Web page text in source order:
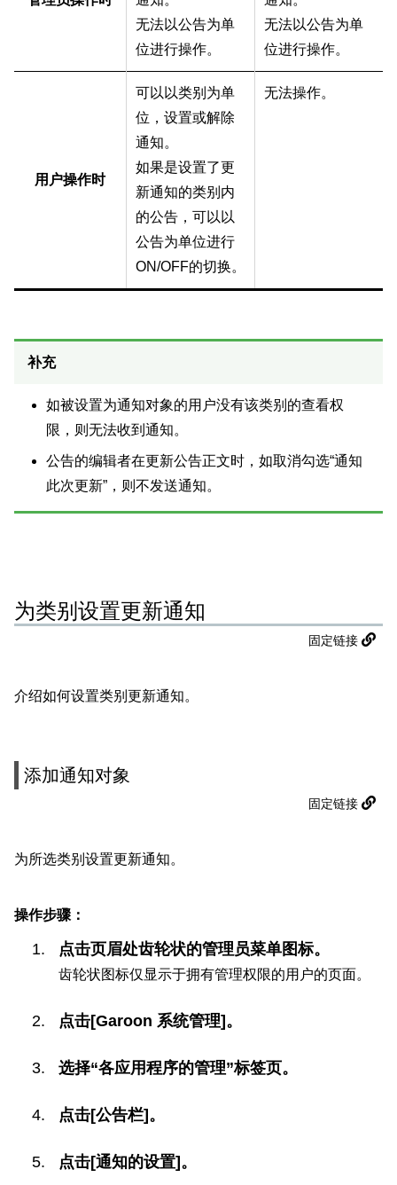
无法以公告为单
位进行操作。
无法以公告为单
位进行操作。
用户操作时
可以以类别为单
位，设置或解除
通知。
如果是设置了更
新通知的类别内
的公告，可以以
公告为单位进行
ON/OFF的切换。
无法操作。
补充
如被设置为通知对象的用户没有该类别的查看权
限，则无法收到通知。
公告的编辑者在更新公告正文时，如取消勾选“通知
此次更新”，则不发送通知。
为类别设置更新通知
固定链接
介绍如何设置类别更新通知。
添加通知对象
固定链接
为所选类别设置更新通知。
操作步骤：
点击页眉处齿轮状的管理员菜单图标。
齿轮状图标仅显示于拥有管理权限的用户的页面。
点击[Garoon 系统管理]。
选择“各应用程序的管理”标签页。
点击[公告栏]。
点击[通知的设置]。